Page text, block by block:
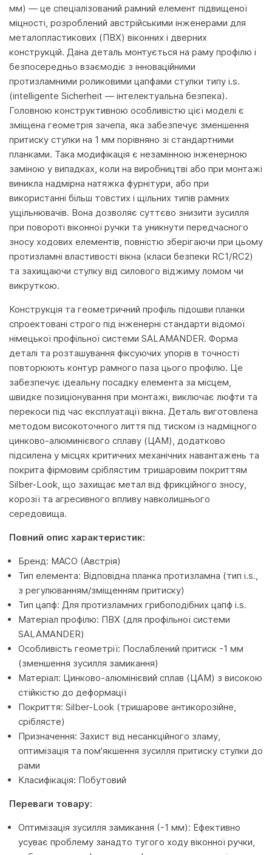
мм) — це спеціалізований рамний елемент підвищеної
міцності, розроблений австрійськими інженерами для
металопластикових (ПВХ) віконних і дверних
конструкцій. Дана деталь монтується на раму профілю і
безпосередньо взаємодіє з інноваційними
протизламними роликовими цапфами стулки типу i.s.
(intelligente Sicherheit — інтелектуальна безпека).
Головною конструктивною особливістю цієї моделі є
зміщена геометрія зачепа, яка забезпечує зменшення
притиску стулки на 1 мм порівняно зі стандартними
планками. Така модифікація є незамінною інженерною
заміною у випадках, коли на виробництві або при монтажі
виникла надмірна натяжка фурнітури, або при
використанні більш товстих і щільних типів рамних
ущільнювачів. Вона дозволяє суттєво знизити зусилля
при повороті віконної ручки та уникнути передчасного
зносу ходових елементів, повністю зберігаючи при цьому
протизламні властивості вікна (класи безпеки RC1/RC2)
та захищаючи стулку від силового віджиму ломом чи
викруткою.
Конструкція та геометричний профіль підошви планки
спроектовані строго під інженерні стандарти відомої
німецької профільної системи SALAMANDER. Форма
деталі та розташування фіксуючих упорів в точності
повторюють контур рамного паза цього профілю. Це
забезпечує ідеальну посадку елемента за місцем,
швидке позиціонування при монтажі, виключає люфти та
перекоси під час експлуатації вікна. Деталь виготовлена
методом високоточного лиття під тиском із надміцного
цинково-алюминієвого сплаву (ЦАМ), додатково
підсилена у місцях критичних механічних навантажень та
покрита фірмовим сріблястим тришаровим покриттям
Silber-Look, що захищає метал від фрикційного зносу,
корозії та агресивного впливу навколишнього
середовища.
Повний опис характеристик:
Бренд: MACO (Австрія)
Тип елемента: Відповідна планка протизламна (тип i.s.,
з регулюванням/зміщенням притиску)
Тип цапф: Для протизламних грибоподібних цапф i.s.
Матеріал профілю: ПВХ (для профільної системи
SALAMANDER)
Особливість геометрії: Послаблений притиск -1 мм
(зменшення зусилля замикання)
Матеріал: Цинково-алюмінієвий сплав (ЦАМ) з високою
стійкістю до деформації
Покриття: Silber-Look (тришарове антикорозійне,
сріблясте)
Призначення: Захист від несанкційного зламу,
оптимізація та пом'якшення зусилля притиску стулки до
рами
Класифікація: Побутовий
Переваги товару:
Оптимізація зусилля замикання (-1 мм): Ефективно
усуває проблему занадто тугого ходу віконної ручки,